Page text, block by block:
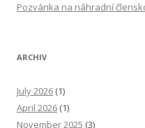
Pozvánka na náhradní
ARCHIV
July 2026 (1)
April 2026 (1)
November 2025 (3)